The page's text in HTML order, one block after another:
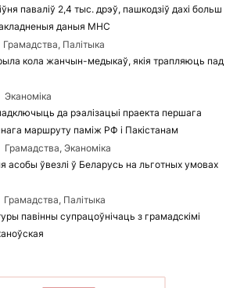
паваліў 2,4 тыс. дрэў, пашкодзіў дахі больш
даныя МНС
Грамадства, Палітыка
кола жанчын-медыкаў, якія трапляюць пад
Эканоміка
да рэалізацыі праекта першага
маршруту паміж РФ і Пакістанам
Грамадства, Эканоміка
асобы ўвезлі ў Беларусь на льготных умовах
Грамадства, Палітыка
павінны супрацоўнічаць з грамадскімі